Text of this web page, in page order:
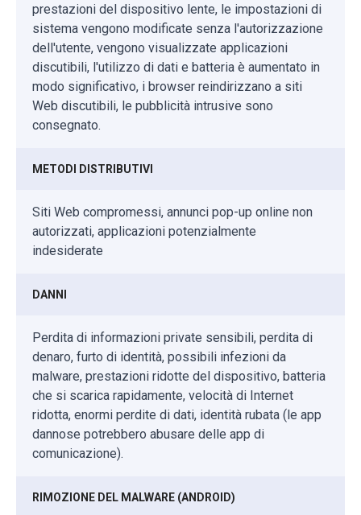
prestazioni del dispositivo lente, le impostazioni di
sistema vengono modificate senza l'autorizzazione
dell'utente, vengono visualizzate applicazioni
discutibili, l'utilizzo di dati e batteria è aumentato in
modo significativo, i browser reindirizzano a siti
Web discutibili, le pubblicità intrusive sono
consegnato.
METODI DISTRIBUTIVI
Siti Web compromessi, annunci pop-up online non
autorizzati, applicazioni potenzialmente
indesiderate
DANNI
Perdita di informazioni private sensibili, perdita di
denaro, furto di identità, possibili infezioni da
malware, prestazioni ridotte del dispositivo, batteria
che si scarica rapidamente, velocità di Internet
ridotta, enormi perdite di dati, identità rubata (le app
dannose potrebbero abusare delle app di
comunicazione).
RIMOZIONE DEL MALWARE (ANDROID)